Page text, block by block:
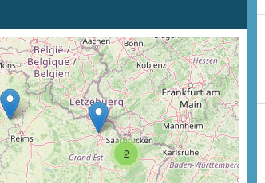
2